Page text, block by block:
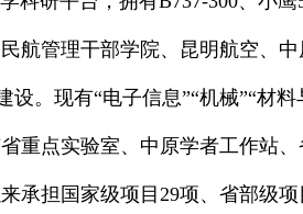
航管理干部学院、昆明航空、
。现有“电子信息”“机械”“材料
重点实验室、中原学者工作站
承担国家级项目29项、省部级